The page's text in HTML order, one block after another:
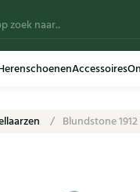
Accessoires
Blundstone